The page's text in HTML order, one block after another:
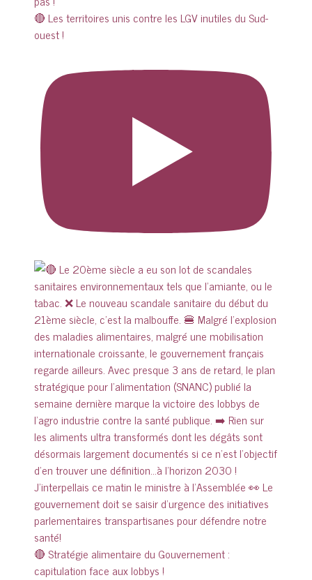
🔴 Les territoires unis contre les LGV inutiles du Sud-
ouest !
🔴 Stratégie alimentaire du Gouvernement :
capitulation face aux lobbys !